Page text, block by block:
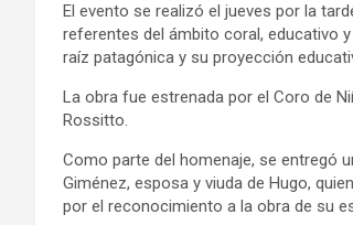
El evento se realizó el jueves por la
referentes del ámbito coral, educativo
raíz patagónica y su proyección
La obra fue estrenada por el Coro de
Rossitto.
Como parte del homenaje, se entregó
Giménez, esposa y viuda de Hugo,
por el reconocimiento a la obra de su